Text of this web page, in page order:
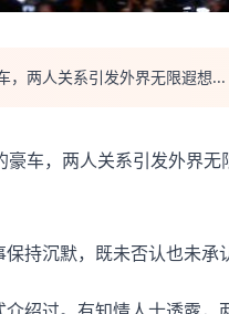
，两人关系引发外界无限遐想...
车，两人关系引发外界
持沉默，既未否认也未承